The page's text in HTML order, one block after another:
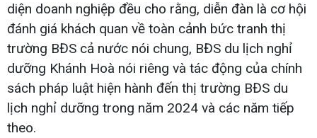
diện doanh nghiệp đều cho rằng, diễn đàn là cơ hội
đánh giá khách quan về toàn cảnh bức tranh thị
trường BĐS cả nước nói chung, BĐS du lịch nghỉ
dưỡng Khánh Hoà nói riêng và tác động của chính
sách pháp luật hiện hành đến thị trường BĐS du
lịch nghỉ dưỡng trong năm 2024 và các năm tiếp
theo.